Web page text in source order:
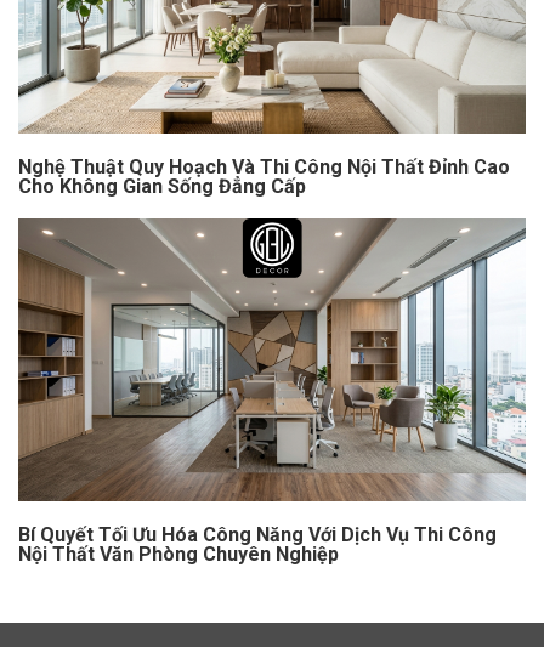
Nghệ Thuật Quy Hoạch Và Thi Công Nội Thất Đỉnh Cao
Cho Không Gian Sống Đẳng Cấp
Bí Quyết Tối Ưu Hóa Công Năng Với Dịch Vụ Thi Công
Nội Thất Văn Phòng Chuyên Nghiệp